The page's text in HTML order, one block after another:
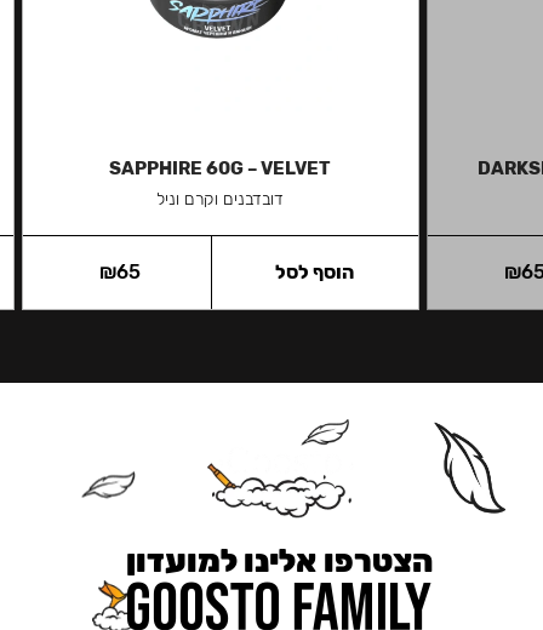
₪
SAPPHIRE 60G – VELVET
דובדבנים וקרם וניל
₪65 הוסף לסל
הצטרפו אלינו למועדון